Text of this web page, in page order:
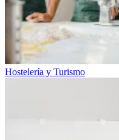
Hostelería y Turismo